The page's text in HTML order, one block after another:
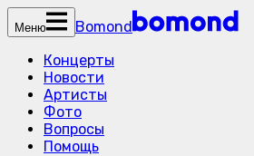
Меню
Bomond
Концерты
Новости
Артисты
Фото
Вопросы
Помощь